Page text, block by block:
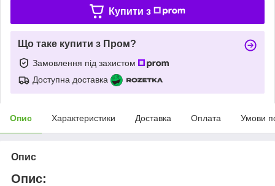
Купити з
Що таке купити з Пром?
Замовлення під захистом
Доступна доставка
Опис Характеристики Доставка Оплата Умови
Опис
Опис: